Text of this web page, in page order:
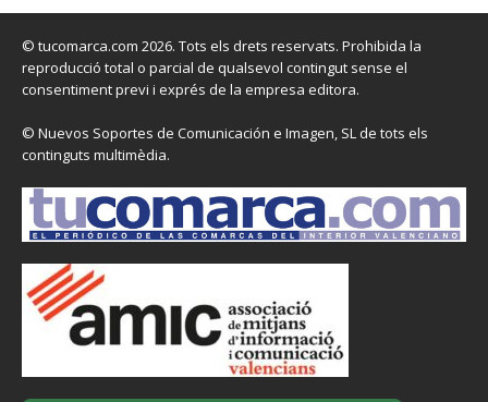
© tucomarca.com 2026. Tots els drets reservats. Prohibida la
reproducció total o parcial de qualsevol contingut sense el
consentiment previ i exprés de la empresa editora.
© Nuevos Soportes de Comunicación e Imagen, SL de tots els
continguts multimèdia.